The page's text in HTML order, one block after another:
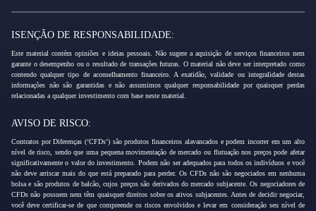
ISENÇÃO DE RESPONSABILIDADE:
Este material contém opiniões e ideias pessoais. Não sugere a aquisição de serviços financeiros nem
garante o desempenho ou o resultado de transações futuras. O material não deve ser interpretado como
contendo qualquer tipo de aconselhamento financeiro. A exatidão, validade ou integralidade destas
informações não são garantidas e não assumimos qualquer responsabilidade por quaisquer perdas
relacionadas a qualquer investimento com base neste material.
AVISO DE RISCO:
Contratos por Diferenças (‘CFDs’) são produtos financeiros alavancados e podem incorrer em um alto
nível de risco, sendo que uma pequena movimentação de mercado ou flutuação nos preços pode afetar
significativamente o valor do investimento. Podem não ser adequados para todos os indivíduos e você
não deve arriscar mais do que está preparado para perder. Os CFDs não são negociados em nenhuma
bolsa e são produtos de balcão, cujos preços são derivados do mercado subjacente. Os negociadores de
CFDs não possuem nem têm quaisquer direitos sobre os ativos subjacentes. Antes de decidir negociar,
você deve certificar-se de que compreende os riscos envolvidos e levar em consideração seu nível de